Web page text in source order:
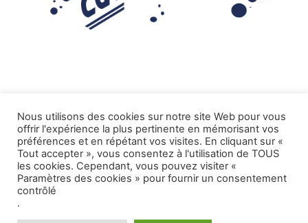
Mentions légales
Tous droits réservés CFE-CGC ADECCO.
Nous utilisons des cookies sur notre site Web pour vous
offrir l'expérience la plus pertinente en mémorisant vos
préférences et en répétant vos visites. En cliquant sur «
Tout accepter », vous consentez à l'utilisation de TOUS
les cookies. Cependant, vous pouvez visiter «
Paramètres des cookies » pour fournir un consentement
contrôlé
.